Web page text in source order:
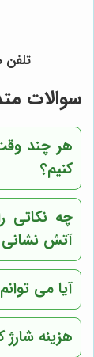
تلفن همراه:
سوالات
هر چند
کنیم؟
چه نکاتی
آتش نشانی
آیا می
هزینه